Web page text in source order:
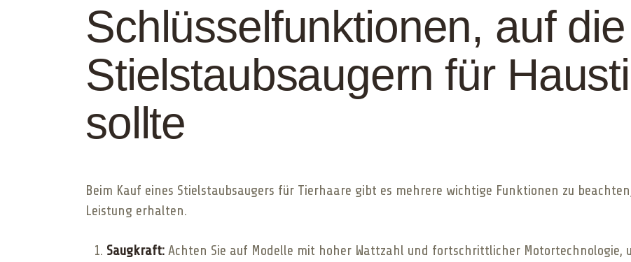
Schlüsselfunktionen, auf
Stielstaubsaugern für
sollte
Beim Kauf eines Stielstaubsaugers für Tierhaare gibt es mehrere wichtige Funktionen zu
Leistung erhalten.
Saugkraft: Achten Sie auf Modelle mit hoher Wattzahl und fortschrittlicher Motortechnologie,